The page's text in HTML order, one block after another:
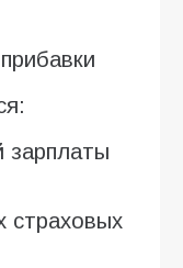
зарплаты
страховых